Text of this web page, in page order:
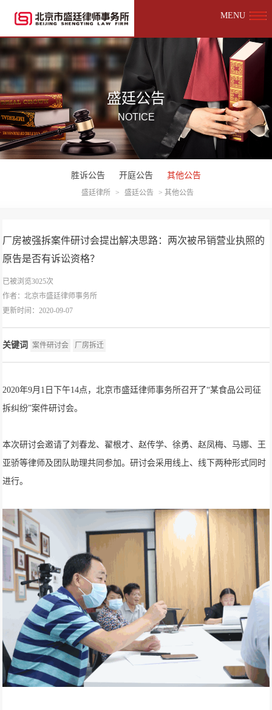
MENU
盛廷公告
NOTICE
胜诉公告 开庭公告 其他公告
盛廷律所 > 盛廷公告 > 其他公告
厂房被强拆案件研讨会提出解决思路：两次被吊销营业执照的
原告是否有诉讼资格？
已被浏览3025次
作者：北京市盛廷律师事务所
更新时间：2020-09-07
关键词 案件研讨会 厂房拆迁
2020年9月1日下午14点，北京市盛廷律师事务所召开了“某食品公司征
拆纠纷”案件研讨会。
本次研讨会邀请了刘春龙、翟根才、赵传学、徐勇、赵凤梅、马娜、王
亚骄等律师及团队助理共同参加。研讨会采用线上、线下两种形式同时
进行。